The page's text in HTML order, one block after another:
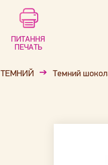
ПИТАННЯ
ПЕЧАТЬ
ТЕМНИЙ Темний